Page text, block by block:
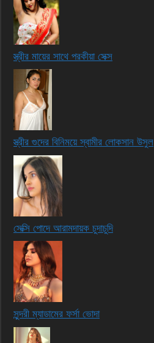
স্ত্রীর মায়ের সাথে পরকীয়া সেক্স
স্ত্রীর গুদের বিনিময়ে স্বামীর লোকসান উসুল
সেক্সি পোদে আরামদায়ক চুদাচুদি
সুন্দরী ম্যাডামের ফর্সা ভোদা